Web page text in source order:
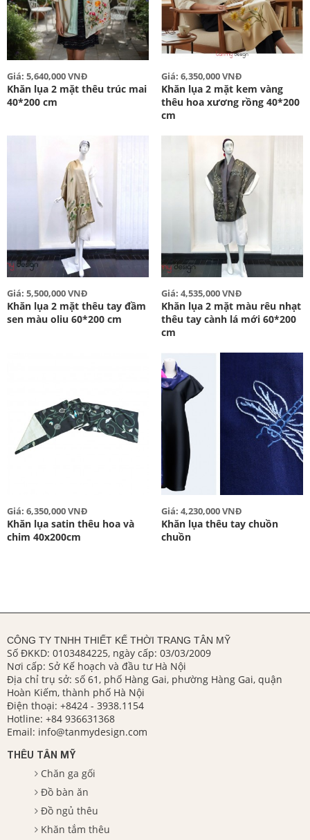
Giá: 5,640,000 VNĐ
Khăn lụa 2 mặt thêu trúc mai
40*200 cm
Giá: 6,350,000 VNĐ
Khăn lụa 2 mặt kem vàng
thêu hoa xương rồng 40*200
cm
Giá: 5,500,000 VNĐ
Khăn lụa 2 mặt thêu tay đầm
sen màu oliu 60*200 cm
Giá: 4,535,000 VNĐ
Khăn lụa 2 mặt màu rêu nhạt
thêu tay cành lá mới 60*200
cm
Giá: 6,350,000 VNĐ
Khăn lụa satin thêu hoa và
chim 40x200cm
Giá: 4,230,000 VNĐ
Khăn lụa thêu tay chuồn
chuồn
CÔNG TY TNHH THIẾT KẾ THỜI TRANG TÂN MỸ
Số ĐKKD: 0103484225, ngày cấp: 03/03/2009
Nơi cấp: Sở Kế hoạch và đầu tư Hà Nội
Địa chỉ trụ sở: số 61, phố Hàng Gai, phường Hàng Gai, quận
Hoàn Kiếm, thành phố Hà Nội
Điện thoại: +8424 - 3938.1154
Hotline: +84 936631368
Email: info@tanmydesign.com
THÊU TÂN MỸ
Chăn ga gối
Đồ bàn ăn
Đồ ngủ thêu
Khăn tắm thêu